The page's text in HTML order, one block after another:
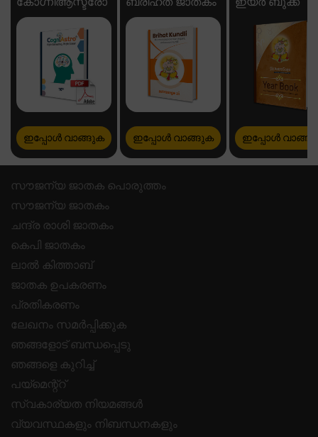
ഇപ്പോൾ വാങ്ങുക ഇപ്പോൾ വാങ്ങുക ഇപ്പോൾ
സൗജന്യ ജാതക പൊരുത്തം
സൗജന്യ ജാതകം
ചന്ദ്ര രാശി ജാതകം
കെപി ജാതകം
ലാൽ കിത്താബ്
ജാതക ഉപകരണം
പ്രതികരണം
ലേഖനം സമർപ്പിക്കുക
ഞങ്ങളോട് ബന്ധപ്പെടു
ഞങ്ങളെ കുറിച്ച്
പയ്മെന്റ്റ്
സ്വകാര്യത നിയമങ്ങൾ
വ്യവസ്ഥകളും നിബന്ധനകളും